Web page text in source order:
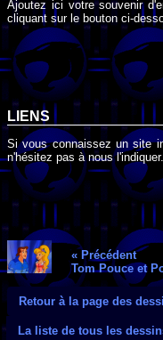
Ajoutez ici votre souvenir
cliquant sur le bouton ci-
LIENS
Si vous connaissez un site
n'hésitez pas à nous l'indiquer.
« Précédent
Tom Pouce et
Retour à la page des
La liste de tous les